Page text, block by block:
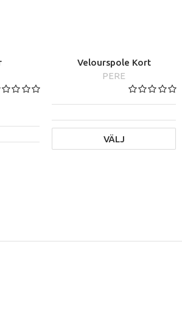
Velourspole Kort
PERE
VÄLJ